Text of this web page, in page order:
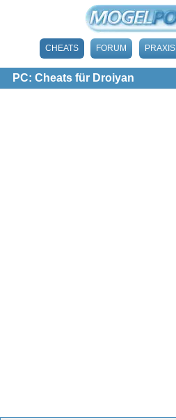
CHEATS FORUM PRAXIS
PC: Cheats für Droiyan